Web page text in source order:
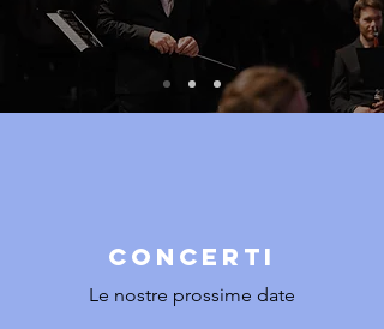
CONCERTI
Le nostre prossime date